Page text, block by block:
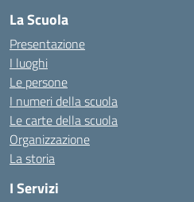
La Scuola
Presentazione
I luoghi
Le persone
I numeri della scuola
Le carte della scuola
Organizzazione
La storia
I Servizi